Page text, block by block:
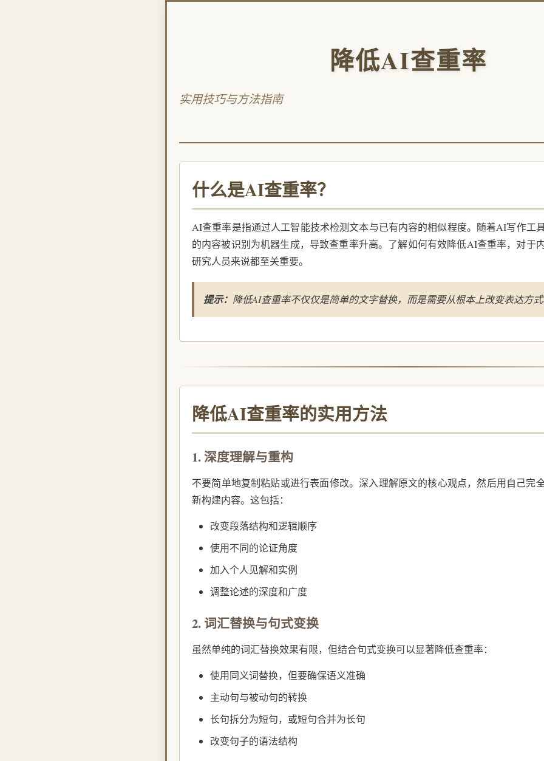
降低AI查重率
实用技巧与方法指南
什么是AI查重率？
AI查重率是指通过人工智能技术检测文本与已有内容的相似程度。随着AI写作工
的内容被识别为机器生成，导致查重率升高。了解如何有效降低AI查重率，对于
研究人员来说都至关重要。
提示： 降低AI查重率不仅仅是简单的文字替换，而是需要从根本上改变表达方
降低AI查重率的实用方法
1. 深度理解与重构
不要简单地复制粘贴或进行表面修改。深入理解原文的核心观点，然后用自己完
新构建内容。这包括：
改变段落结构和逻辑顺序
使用不同的论证角度
加入个人见解和实例
调整论述的深度和广度
2. 词汇替换与句式变换
虽然单纯的词汇替换效果有限，但结合句式变换可以显著降低查重率：
使用同义词替换，但要确保语义准确
主动句与被动句的转换
长句拆分为短句，或短句合并为长句
改变句子的语法结构